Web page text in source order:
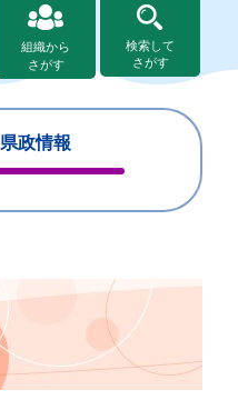
組織から
さがす
検索して
さがす
県政情報